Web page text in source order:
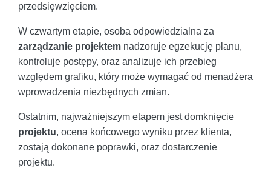
przedsięwzięciem.
W czwartym etapie, osoba odpowiedzialna za
zarządzanie projektem nadzoruje egzekucję planu,
kontroluje postępy, oraz analizuje ich przebieg
względem grafiku, który może wymagać od menadżera
wprowadzenia niezbędnych zmian.
Ostatnim, najważniejszym etapem jest domknięcie
projektu, ocena końcowego wyniku przez klienta,
zostają dokonane poprawki, oraz dostarczenie
projektu.